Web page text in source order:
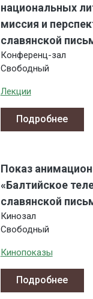
национальных
миссия и
славянской
Конференц-зал
Свободный
Лекции
Подробнее
Показ
«Балтийское
славянской
Кинозал
Свободный
Кинопоказы
Подробнее